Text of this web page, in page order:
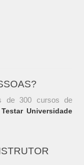
de 300 cursos de
Testar Universidade